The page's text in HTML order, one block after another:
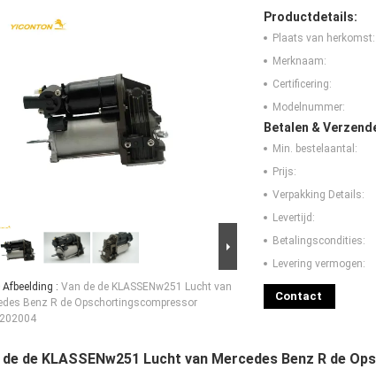
Afbeelding : Van de de KLASSENw251 Lucht van
Benz R de Opschortingscompressor
Productdetails:
Plaats van herkomst:
Merknaam:
Certificering:
Modelnummer:
Betalen &
Min. bestelaantal:
Prijs:
Verpakking Details:
Levertijd:
Betalingscondities:
Levering vermogen:
Contact
de de KLASSENw251 Lucht van Mercedes Benz R de